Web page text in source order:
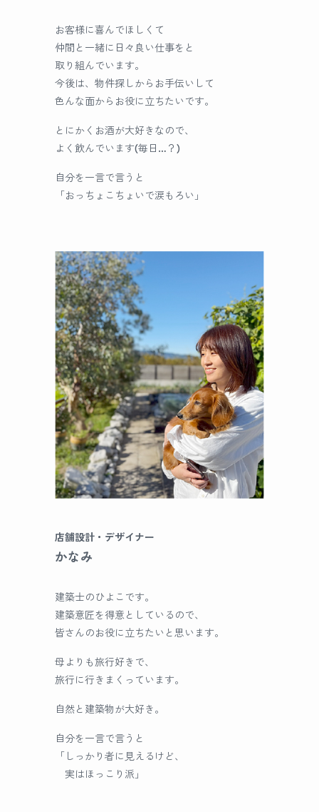
お客様に喜んでほしくて
仲間と一緒に日々良い仕事をと
取り組んでいます。
今後は、物件探しからお手伝いして
色んな面からお役に立ちたいです。
とにかくお酒が大好きなので、
よく飲んでいます(毎日…？)
自分を一言で言うと
「おっちょこちょいで涙もろい」
店舗設計・デザイナー
かなみ
建築士のひよこです。
建築意匠を得意としているので、
皆さんのお役に立ちたいと思います。
母よりも旅行好きで、
旅行に行きまくっています。
自然と建築物が大好き。
自分を一言で言うと
「しっかり者に見えるけど、
実はほっこり派」